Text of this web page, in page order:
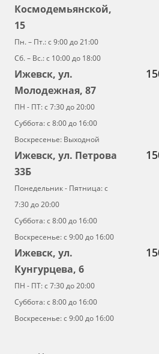
Космодемьянской,
15
Пн. – Пт.: с 9:00 до 21:00
Сб. – Вс.: с 10:00 до 18:00
Ижевск, ул.
Молодежная, 87
ПН - ПТ: с 7:30 до 20:00
Суббота: с 8:00 до 16:00
Воскресенье: Выходной
Ижевск, ул. Петрова
33Б
Понедельник - Пятница: с
7:30 до 20:00
Суббота: с 8:00 до 16:00
Воскресенье: с 9:00 до 16:00
Ижевск, ул.
Кунгурцева, 6
ПН - ПТ: с 7:30 до 20:00
Суббота: с 8:00 до 16:00
Воскресенье: с 9:00 до 16:00